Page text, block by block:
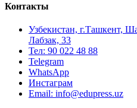
Контакты
Узбекистан, г.Ташкент,
Лабзак, 33
Тел: 90 022 48 88
Telegram
WhatsApp
Инстаграм
Email: info@edupress.uz